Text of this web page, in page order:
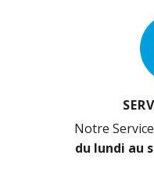
Notre
du lundi au